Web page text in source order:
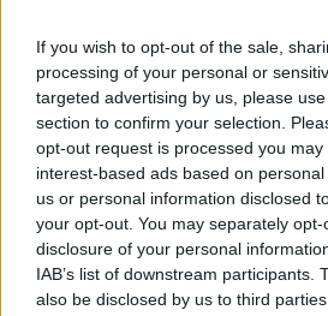
If you wish to opt-out of the sale,
processing of your personal or
targeted advertising by us, please
section to confirm your selection.
opt-out request is processed you may
interest-based ads based on
us or personal information disclosed
your opt-out. You may separately
disclosure of your personal
IAB’s list of downstream participants.
also be disclosed by us to third